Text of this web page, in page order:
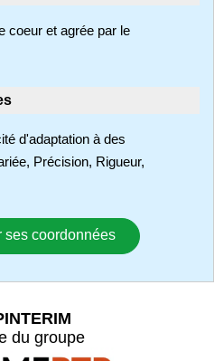
coeur et agrée par le
d'adaptation à des
Précision, Rigueur,
ses coordonnées
du groupe